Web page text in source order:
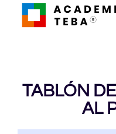
TABLÓN
AL